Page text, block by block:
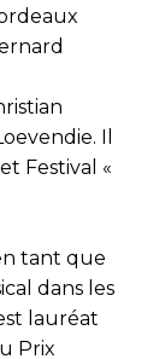
Il
Festival «
tant que
dans les
lauréat
Prix